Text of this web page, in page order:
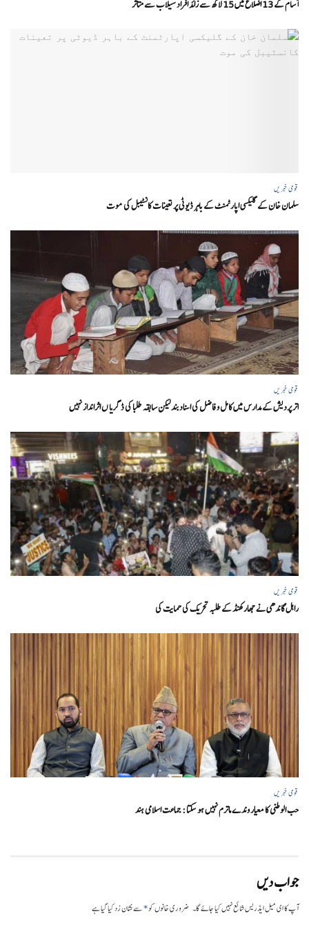
آسام کے 13 اضلاع میں 15 لاکھ سے زائد افراد سیلاب سے متاثر
قومی خبریں
سلمان خان کے گلیکسی اپارٹمنٹ کے باہر ڈیوٹی پر تعینات کانسٹیبل کی موت
قومی خبریں
اتر پردیش کےمدارس میں کامل و فاضل کی اسناد بند لیکن سابقہ طلبا کی ڈگریا ں اثرانداز نہیں
قومی خبریں
راہل گاندھی نے جھارکھنڈ کے طلبہ تحریک کی حمایت کی
قومی خبریں
حب الوطنی کا معیار وندے ماترم نہیں ہو سکتا : جماعت اسلامی ہند
جواب دیں
آپ کا ای میل ایڈریس شائع نہیں کیا جائے گا۔ ضروری خانوں کو*سے نشان زد کیا گیا ہے